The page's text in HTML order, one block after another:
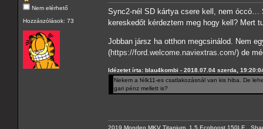
Nem elérhető
Hozzászólások: 73
Sync2-nél SD kártya csere kell, nem óccó…
kereskedőt kérdeztem meg hogy kell? Mert
Jobban jársz ha otthon megcsinálod. Nem
(https://ford.welcome.naviextras.com/) de
Idézetet írta: blau4kombi - 2018.07.04 szerda,
Nekem a félk11-es csatlakozásnál van kis hiba. De
gari pénz mellett is?
2019 Mondeo MKV Titanium, 1.5 Ecoboost 150LE ,